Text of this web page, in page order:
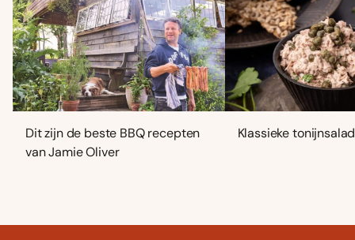
Dit zijn de beste BBQ recepten
van Jamie Oliver
Klassieke